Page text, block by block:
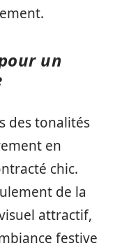
un
des tonalités
en
chic.
de la
attractif,
festive